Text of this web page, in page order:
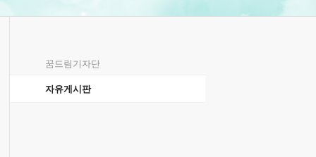
꿈드림기자단
자유게시판